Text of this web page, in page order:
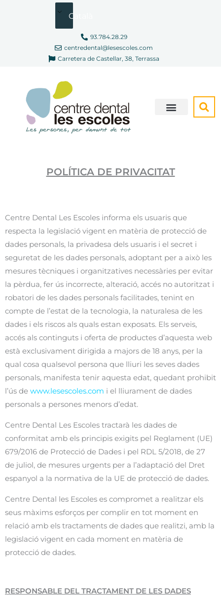
Català
93.784.28.29
centredental@lesescoles.com
Carretera de Castellar, 38, Terrassa
POLÍTICA DE PRIVACITAT
Centre Dental Les Escoles informa els usuaris que
respecta la legislació vigent en matèria de protecció de
dades personals, la privadesa dels usuaris i el secret i
seguretat de les dades personals, adoptant per a això les
mesures tècniques i organitzatives necessàries per evitar
la pèrdua, fer ús incorrecte, alteració, accés no autoritzat i
robatori de les dades personals facilitades, tenint en
compte de l’estat de la tecnologia, la naturalesa de les
dades i els riscos als quals estan exposats. Els serveis,
accés als continguts i oferta de productes d’aquesta web
està exclusivament dirigida a majors de 18 anys, per la
qual cosa qualsevol persona que lliuri les seves dades
personals, manifesta tenir aquesta edat, quedant prohibit
l’ús de www.lesescoles.com i el lliurament de dades
personals a persones menors d’edat.
Centre Dental Les Escoles tractarà les dades de
conformitat amb els principis exigits pel Reglament (UE)
679/2016 de Protecció de Dades i pel RDL 5/2018, de 27
de juliol, de mesures urgents per a l’adaptació del Dret
espanyol a la normativa de la UE de protecció de dades.
Centre Dental les Escoles es compromet a realitzar els
seus màxims esforços per complir en tot moment en
relació amb els tractaments de dades que realitzi, amb la
legislació vigent en cada moment en matèria de
protecció de dades.
RESPONSABLE DEL TRACTAMENT DE LES DADES